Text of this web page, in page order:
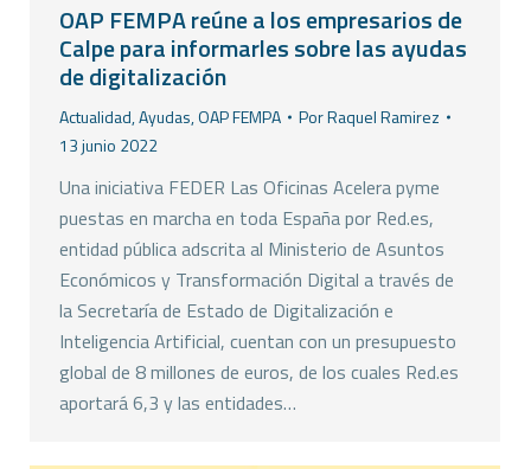
OAP FEMPA reúne a los empresarios de
Calpe para informarles sobre las ayudas
de digitalización
Actualidad,Ayudas,OAP FEMPA PorRaquel Ramirez
13 junio 2022
Una iniciativa FEDER Las Oficinas Acelera pyme
puestas en marcha en toda España por Red.es,
entidad pública adscrita al Ministerio de Asuntos
Económicos y Transformación Digital a través de
la Secretaría de Estado de Digitalización e
Inteligencia Artificial, cuentan con un presupuesto
global de 8 millones de euros, de los cuales Red.es
aportará 6,3 y las entidades…